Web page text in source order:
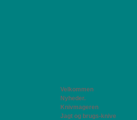
Velkommen
Nyheder.
Knivmageren
Jagt og brugs-knive